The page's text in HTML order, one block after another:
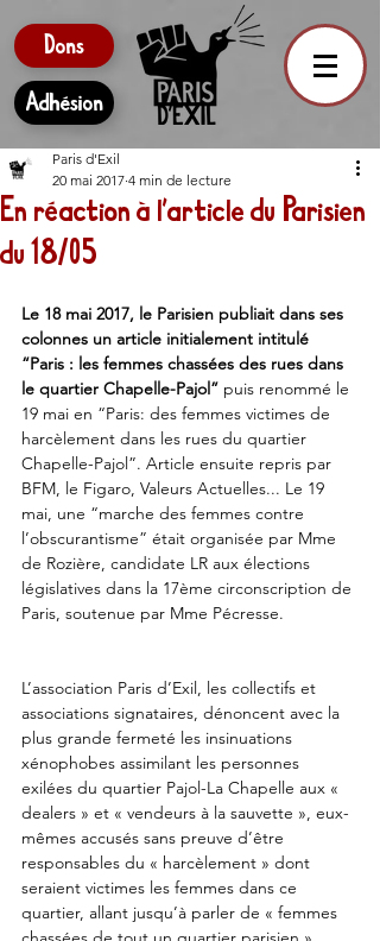
Dons
Adhésion
En réaction à l'article du Parisien
du 18/05
Paris d'Exil
20 mai 2017 4 min de lecture
Le 18 mai 2017, le Parisien publiait dans ses
colonnes un article initialement intitulé
“Paris : les femmes chassées des rues dans
le quartier Chapelle-Pajol” puis renommé le
19 mai en “Paris: des femmes victimes de
harcèlement dans les rues du quartier
Chapelle-Pajol”. Article ensuite repris par
BFM, le Figaro, Valeurs Actuelles... Le 19
mai, une “marche des femmes contre
l’obscurantisme” était organisée par Mme
de Rozière, candidate LR aux élections
législatives dans la 17ème circonscription de
Paris, soutenue par Mme Pécresse.
L’association Paris d’Exil, les collectifs et
associations signataires, dénoncent avec la
plus grande fermeté les insinuations
xénophobes assimilant les personnes
exilées du quartier Pajol-La Chapelle aux «
dealers » et « vendeurs à la sauvette », eux-
mêmes accusés sans preuve d’être
responsables du « harcèlement » dont
seraient victimes les femmes dans ce
quartier, allant jusqu’à parler de « femmes